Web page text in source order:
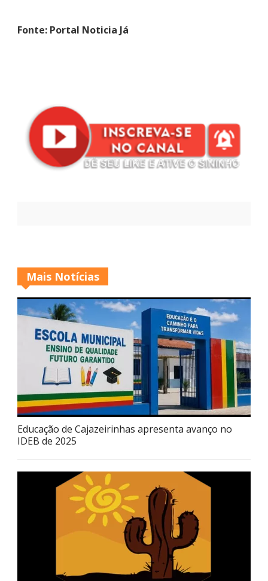
Fonte: Portal Noticia Já
Mais Notícias
Educação de Cajazeirinhas apresenta avanço no
IDEB de 2025